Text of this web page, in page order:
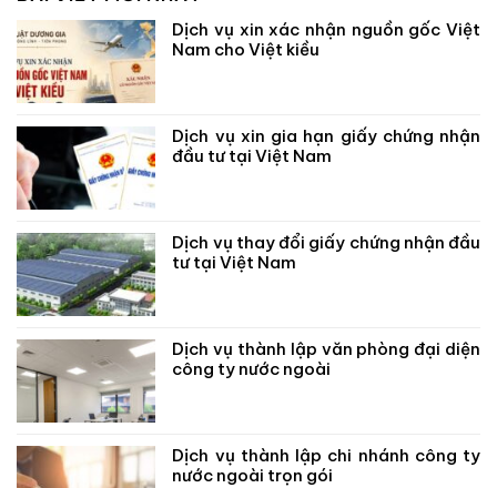
Dịch vụ xin xác nhận nguồn gốc Việt
Nam cho Việt kiều
Dịch vụ xin gia hạn giấy chứng nhận
đầu tư tại Việt Nam
Dịch vụ thay đổi giấy chứng nhận đầu
tư tại Việt Nam
Dịch vụ thành lập văn phòng đại diện
công ty nước ngoài
Dịch vụ thành lập chi nhánh công ty
nước ngoài trọn gói